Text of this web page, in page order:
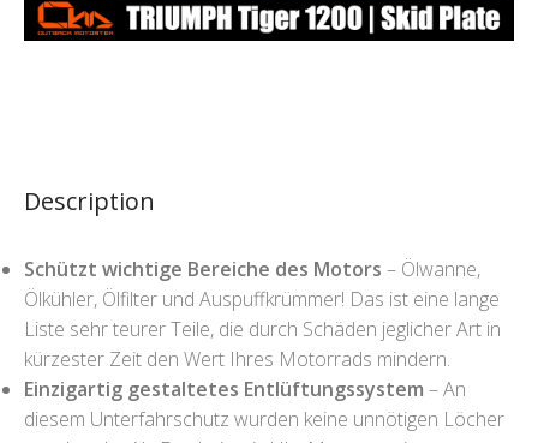
Description
Schützt wichtige Bereiche des Motors – Ölwanne,
Ölkühler, Ölfilter und Auspuffkrümmer! Das ist eine lange
Liste sehr teurer Teile, die durch Schäden jeglicher Art in
kürzester Zeit den Wert Ihres Motorrads mindern.
Einzigartig gestaltetes Entlüftungssystem – An
diesem Unterfahrschutz wurden keine unnötigen Löcher